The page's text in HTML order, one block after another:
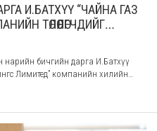
И.БАТХҮҮ “ЧАЙНА ГАЗ
ТӨЛӨӨЛӨГЧДИЙГ
бичгийн дарга И.Батхүү
Лимитед” компанийн хилийн
бөгөөд Стратегийн хөрөнгө
Чан Лианыг хүлээн авч